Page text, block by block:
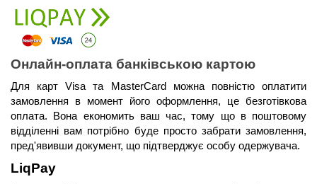
Онлайн-оплата банківською картою
Для карт Visa та MasterCard можна повністю оплатити
замовлення в момент його оформлення, це безготівкова
оплата. Вона економить ваш час, тому що в поштовому
відділенні вам потрібно буде просто забрати замовлення,
пред'явивши документ, що підтверджує особу одержувача.
LiqPay